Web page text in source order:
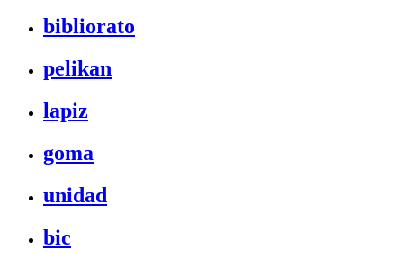
bibliorato
pelikan
lapiz
goma
unidad
bic